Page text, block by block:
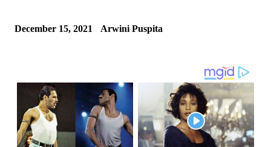
December 15, 2021 Arwini Puspita